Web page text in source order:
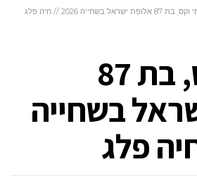
אלופת ישראל בשחייה 2026 // חיה פלג
נעמי וקס, בת 87
בשחייה